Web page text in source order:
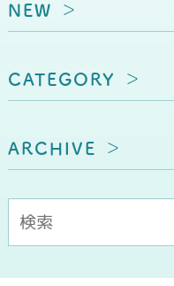
NEW
CATEGORY
ARCHIVE